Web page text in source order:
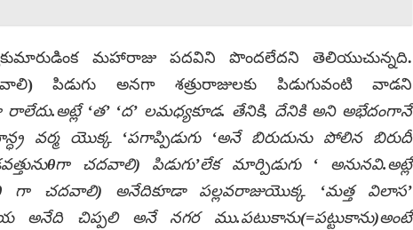
మహారాజు పదవిని పొందలేదని తెలియుచున్నది.
పిడుగు అనగా శత్రురాజులకు పిడుగువంటి వాడని
రాలేదు.అట్లే ‘త’ ‘ద’ లమధ్యకూడ. తేనికి, దేనికి అని అభేదంగానే
వర్మ యొక్క ‘పగాప్పిడుగు ‘అనే బిరుదును పోలిన బిరుదీ
చదవాలి) పిడుగు’లేక మార్పిడుగు ‘ అనునవి.అట్లే
θ గా చదవాలి) అనేదికూడా పల్లవరాజుయొక్క ‘మత్త విలాస’
అనేది చిప్పలి అనే నగర ము.పటుకాను(=పట్టుకాను)అంటే